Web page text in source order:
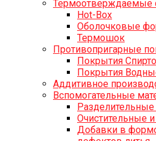
Термоотверждаемые
Hot-Box
Оболочковые
Термошок
Противопригарные
Покрытия
Покрытия
Аддитивное
Вспомогательные
Очистительные
Добавки в